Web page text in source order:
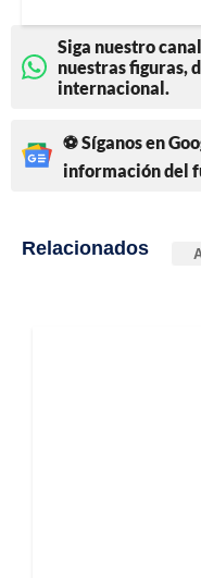
Siga nuestro
nuestras figuras,
internacional.
⚽ Síganos en
información del
Relacionados